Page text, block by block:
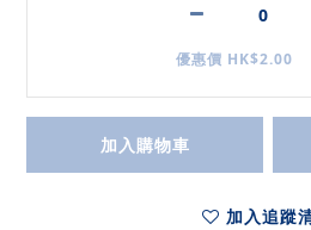
優惠價 HK$2.00
加入購物車
加入追蹤